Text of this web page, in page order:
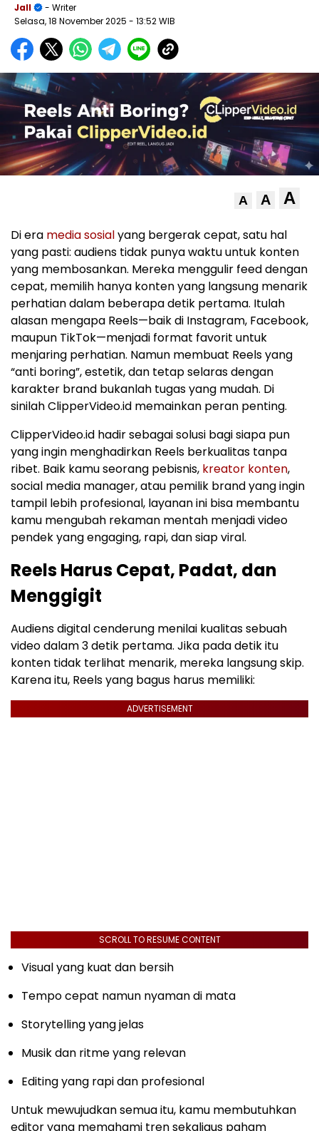
Jall
- Writer
Selasa, 18 November 2025 - 13:52 WIB
A A A
Di era media sosialyang bergerak cepat, satu hal
yang pasti: audiens tidak punya waktu untuk konten
yang membosankan. Mereka menggulir feed dengan
cepat, memilih hanya konten yang langsung menarik
perhatian dalam beberapa detik pertama. Itulah
alasan mengapa Reels—baik di Instagram, Facebook,
maupun TikTok—menjadi format favorit untuk
menjaring perhatian. Namun membuat Reels yang
“anti boring”, estetik, dan tetap selaras dengan
karakter brand bukanlah tugas yang mudah. Di
sinilah ClipperVideo.id memainkan peran penting.
ClipperVideo.id hadir sebagai solusi bagi siapa pun
yang ingin menghadirkan Reels berkualitas tanpa
ribet. Baik kamu seorang pebisnis, kreator konten,
social media manager, atau pemilik brand yang ingin
tampil lebih profesional, layanan ini bisa membantu
kamu mengubah rekaman mentah menjadi video
pendek yang engaging, rapi, dan siap viral.
Reels Harus Cepat, Padat, dan
Menggigit
Audiens digital cenderung menilai kualitas sebuah
video dalam 3 detik pertama. Jika pada detik itu
konten tidak terlihat menarik, mereka langsung skip.
Karena itu, Reels yang bagus harus memiliki:
ADVERTISEMENT
SCROLL TO RESUME CONTENT
Visual yang kuat dan bersih
Tempo cepat namun nyaman di mata
Storytelling yang jelas
Musik dan ritme yang relevan
Editing yang rapi dan profesional
Untuk mewujudkan semua itu, kamu membutuhkan
editor yang memahami tren sekaligus paham